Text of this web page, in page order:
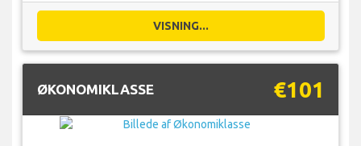
VISNING...
ØKONOMIKLASSE €101